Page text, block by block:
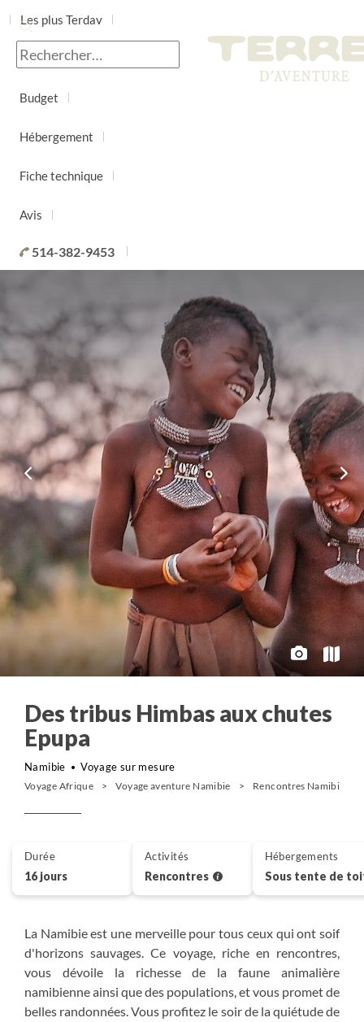
Les plus Terdav
Jour par jour
Budget
Hébergement
Fiche technique
Avis
514-382-9453
Des tribus Himbas aux chutes
Epupa
Namibie Voyage sur mesure
Voyage Afrique Voyage aventure Namibie Rencontres Namibie
La Namibie est une merveille pour tous ceux qui ont soif
d'horizons sauvages. Ce voyage, riche en rencontres,
vous dévoile la richesse de la faune animalière
namibienne ainsi que des populations, et vous promet de
belles randonnées. Vous profitez le soir de la quiétude de
Durée
16 jours
Activités
Rencontres
Hébergements
Sous tente de